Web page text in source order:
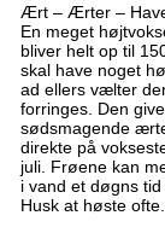
Ært – Ærter –
En meget
bliver helt op til
skal have noget
ad ellers vælter
forringes. Den
sødsmagende
direkte på
juli. Frøene kan
i vand et døgns tid
Husk at høste ofte.